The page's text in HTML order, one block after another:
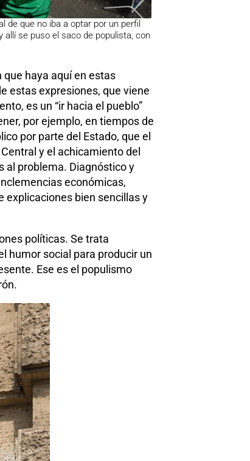
de que no iba a optar por un perfil
allí se puso el saco de populista, con
haya aquí en estas
estas expresiones, que viene
es un “ir hacia el pueblo”
por ejemplo, en tiempos de
por parte del Estado, que el
y el achicamiento del
al problema. Diagnóstico y
económicas,
explicaciones bien sencillas y
políticas. Se trata
humor social para producir un
Ese es el populismo